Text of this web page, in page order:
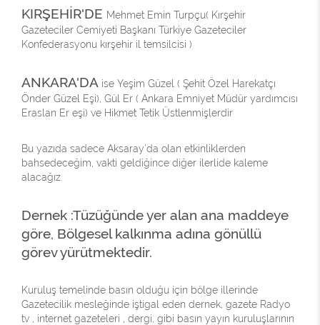
KIRŞEHİR'DE Mehmet Emin Turpçu( Kırşehir
Gazeteciler Cemiyeti Başkanı Türkiye Gazeteciler
Konfederasyonu kırşehir il temsilcisi )
ANKARA'DA ise Yeşim Güzel ( Şehit Özel Harekatçı
Önder Güzel Eşi), Gül Er ( Ankara Emniyet Müdür yardımcısı
Eraslan Er eşi) ve Hikmet Tetik Üstlenmişlerdir
Bu yazıda sadece Aksaray’da olan etkinliklerden
bahsedeceğim, vakti geldiğince diğer ilerlide kaleme
alacağız.
Dernek :Tüzüğünde yer alan ana maddeye
göre, Bölgesel kalkınma adına gönüllü
görev yürütmektedir.
Kuruluş temelinde basın olduğu için bölge illerinde
Gazetecilik mesleğinde iştigal eden dernek, gazete Radyo
tv , internet gazeteleri , dergi, gibi basın yayın kuruluşlarının